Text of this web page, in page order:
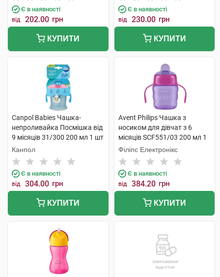
Є в наявності
від 202.00 грн
КУПИТИ
Є в наявності
від 230.00 грн
КУПИТИ
Canpol Babies Чашка-
непроливайка Посмішка від
9 місяців 31/300 200 мл 1 шт
Канпол
Є в наявності
від 304.00 грн
КУПИТИ
Avent Philips Чашка з
носиком для дівчат з 6
місяців SCF551/03 200 мл 1
шт
Філіпс Електронікс
Є в наявності
від 384.20 грн
КУПИТИ